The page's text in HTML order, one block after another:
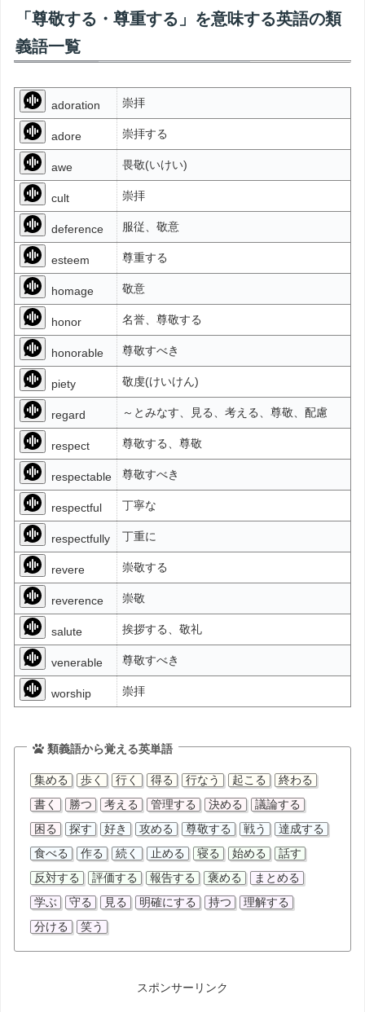
「尊敬する・尊重する」を意味する英語の類
義語一覧
adoration 崇拝
adore 崇拝する
awe 畏敬(いけい)
cult 崇拝
deference 服従、敬意
esteem 尊重する
homage 敬意
honor 名誉、尊敬する
honorable 尊敬すべき
piety 敬虔(けいけん)
regard ～とみなす、見る、考える、尊敬、配慮
respect 尊敬する、尊敬
respectable 尊敬すべき
respectful 丁寧な
respectfully 丁重に
revere 崇敬する
reverence 崇敬
salute 挨拶する、敬礼
venerable 尊敬すべき
worship 崇拝
類義語から覚える英単語
集める 歩く 行く 得る 行なう 起こる
終わる
書く
勝つ 考える 管理する 決める
議論する
困る
探す 好き 攻める 尊敬する 戦う
達成する
食べる
作る 続く 止める 寝る 始める
話す
反対する
評価する 報告する 褒める
まとめる
学ぶ
守る 見る 明確にする 持つ
理解する
分ける
笑う
スポンサーリンク